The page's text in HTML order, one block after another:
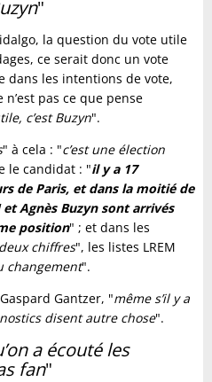
"
la question du vote utile
ce serait donc un vote
dans les intentions de vote,
pas ce que pense
c’est Buzyn".
" à cela : "c’est une élection
le candidat : "il y a 17
de Paris, et dans la moitié de
Agnès Buzyn sont arrivés
position" ; et dans les
chiffres", les listes LREM
changement".
Gantzer, "même s’il y a
disent autre chose".
a écouté les
fan"